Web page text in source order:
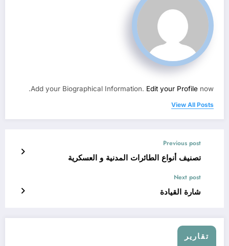
Add your Biographical Information. Edit your Profile now.
View All Posts
Previous post
تصنيف أنواع الطائرات المدنية و العسكرية
Next post
شارة القيادة
تقارير